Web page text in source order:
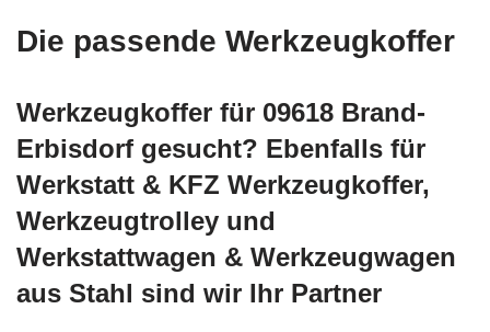
Die passende Werkzeugkoffer
Werkzeugkoffer für 09618 Brand-
Erbisdorf gesucht? Ebenfalls für
Werkstatt & KFZ Werkzeugkoffer,
Werkzeugtrolley und
Werkstattwagen & Werkzeugwagen
aus Stahl sind wir Ihr Partner